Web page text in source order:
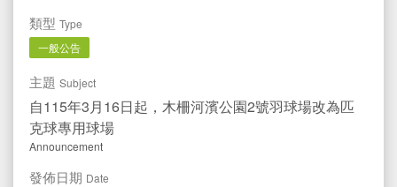
類型 Type
一般公告
主題 Subject
自115年3月16日起，木柵河濱公園2號羽球場改為匹
克球專用球場
Announcement
發佈日期 Date